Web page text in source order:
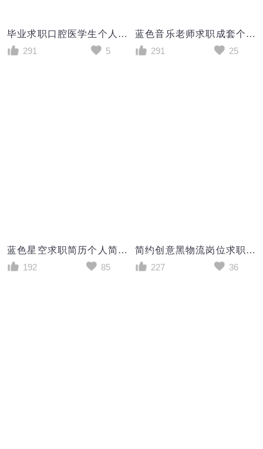
毕业求职口腔医学生个人简历模板
291
5
蓝色音乐老师求职成套个人简历Word模板
291
25
蓝色星空求职简历个人简历封面word简历模板
192
85
简约创意黑物流岗位求职简历个人简历word模板
227
36